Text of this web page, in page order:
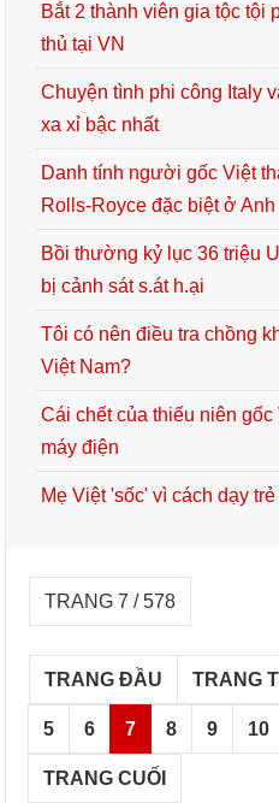
Bắt 2 thành viên gia tộc tội
thủ tại VN
Chuyện tình phi công Italy
xa xỉ bậc nhất
Danh tính người gốc Việt
Rolls-Royce đặc biệt ở Anh
Bồi thường kỷ lục 36 triệu
bị cảnh sát s.át h.ại
Tôi có nên điều tra chồng
Việt Nam?
Cái chết của thiếu niên
máy điện
Mẹ Việt 'sốc' vì cách dạy
TRANG 7 / 578
TRANG ĐẦU TRANG
5 6 7 8 9 10
TRANG CUỐI